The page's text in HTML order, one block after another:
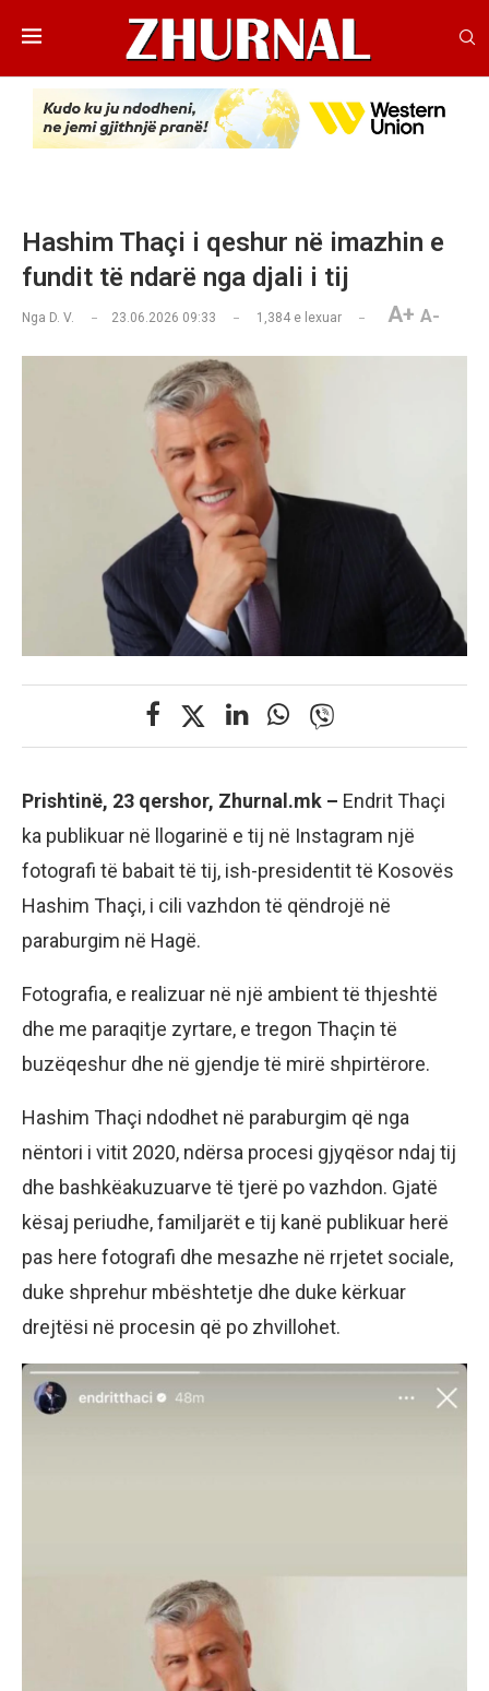
Hashim Thaçi i qeshur në imazhin e
fundit të ndarë nga djali i tij
Nga D. V. 23.06.2026 09:33 1,384 e lexuar A+ A-
Prishtinë, 23 qershor, Zhurnal.mk – Endrit Thaçi
ka publikuar në llogarinë e tij në Instagram një
fotografi të babait të tij, ish-presidentit të Kosovës
Hashim Thaçi, i cili vazhdon të qëndrojë në
paraburgim në Hagë.
Fotografia, e realizuar në një ambient të thjeshtë
dhe me paraqitje zyrtare, e tregon Thaçin të
buzëqeshur dhe në gjendje të mirë shpirtërore.
Hashim Thaçi ndodhet në paraburgim që nga
nëntori i vitit 2020, ndërsa procesi gjyqësor ndaj tij
dhe bashkëakuzuarve të tjerë po vazhdon. Gjatë
kësaj periudhe, familjarët e tij kanë publikuar herë
pas here fotografi dhe mesazhe në rrjetet sociale,
duke shprehur mbështetje dhe duke kërkuar
drejtësi në procesin që po zhvillohet.